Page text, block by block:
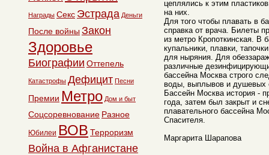
цеплялись к этим
на них.
Для того чтобы плавать в
справка от врача. Билеты
из метро Кропоткинская. В
купальники, плавки,
для ныряния. Для
различные
бассейна Москва строго
воды, выплывов и душевых
Бассейн Москва история -
года, затем был закрыт и
плавательного бассейна
Спасителя.
Маргарита Шарапова
Награды Секс Эстрада Деньги
После войны Закон
Здоровье
Биографии Оттепель
Катастрофы Дефицит Песни
Премии Метро Дом и быт
Соцсоревнование Разное
Юбилеи ВОВ Терроризм
Война в Афганистане